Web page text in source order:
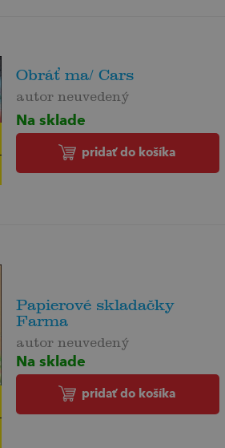
Obráť ma/ Cars
autor neuvedený
Na sklade
pridať do košíka
Papierové skladačky
Farma
autor neuvedený
Na sklade
pridať do košíka